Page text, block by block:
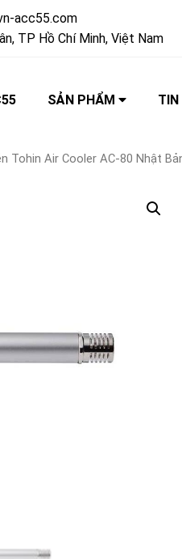
acc55.com
TP Hồ Chí Minh, Việt Nam
SẢN PHẨM TIN
Tohin Air Cooler AC-80 Nhật